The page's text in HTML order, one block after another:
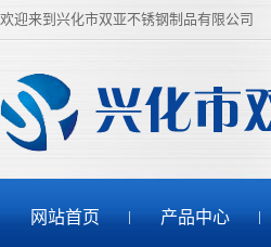
欢迎来到兴化市双亚不锈钢制品有限公司
网站首页 产品中心